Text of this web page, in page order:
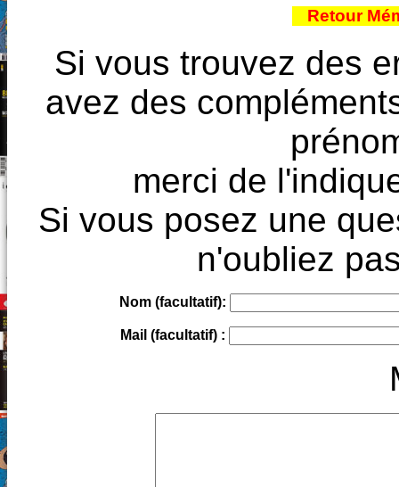
Retour
Si vous trouvez des
avez des
merci de
Si vous posez une
n'oubliez
Nom (facultatif):
Mail (facultatif) :